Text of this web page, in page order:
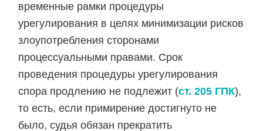
временные рамки процедуры
урегулирования в целях минимизации рисков
злоупотребления сторонами
процессуальными правами. Срок
проведения процедуры урегулирования
спора продлению не подлежит (ст. 205 ГПК),
то есть, если примирение достигнуто не
было, судья обязан прекратить